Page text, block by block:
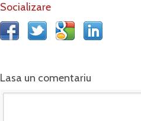
Socializare
Lasa un comentariu